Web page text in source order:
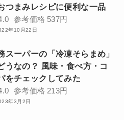
つまみレシピに便利な一品
参考価格 537円
年10月22日
スーパーの「冷凍そらまめ」
うなの？ 風味・食べ方・コ
をチェックしてみた
参考価格 213円
年3月2日